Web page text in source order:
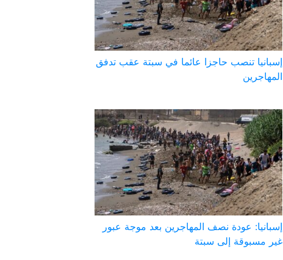
إسبانيا تنصب حاجزا عائما في سبتة عقب تدفق
المهاجرين
إسبانيا: عودة نصف المهاجرين بعد موجة عبور
غير مسبوقة إلى سبتة